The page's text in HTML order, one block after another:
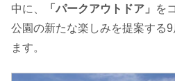
中に、
「パークアウトドア」
を
公園の新たな楽しみを提案する
ます。